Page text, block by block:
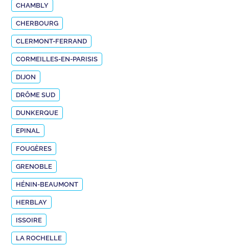
CHAMBLY
CHERBOURG
CLERMONT-FERRAND
CORMEILLES-EN-PARISIS
DIJON
DRÔME SUD
DUNKERQUE
EPINAL
FOUGÈRES
GRENOBLE
HÉNIN-BEAUMONT
HERBLAY
ISSOIRE
LA ROCHELLE